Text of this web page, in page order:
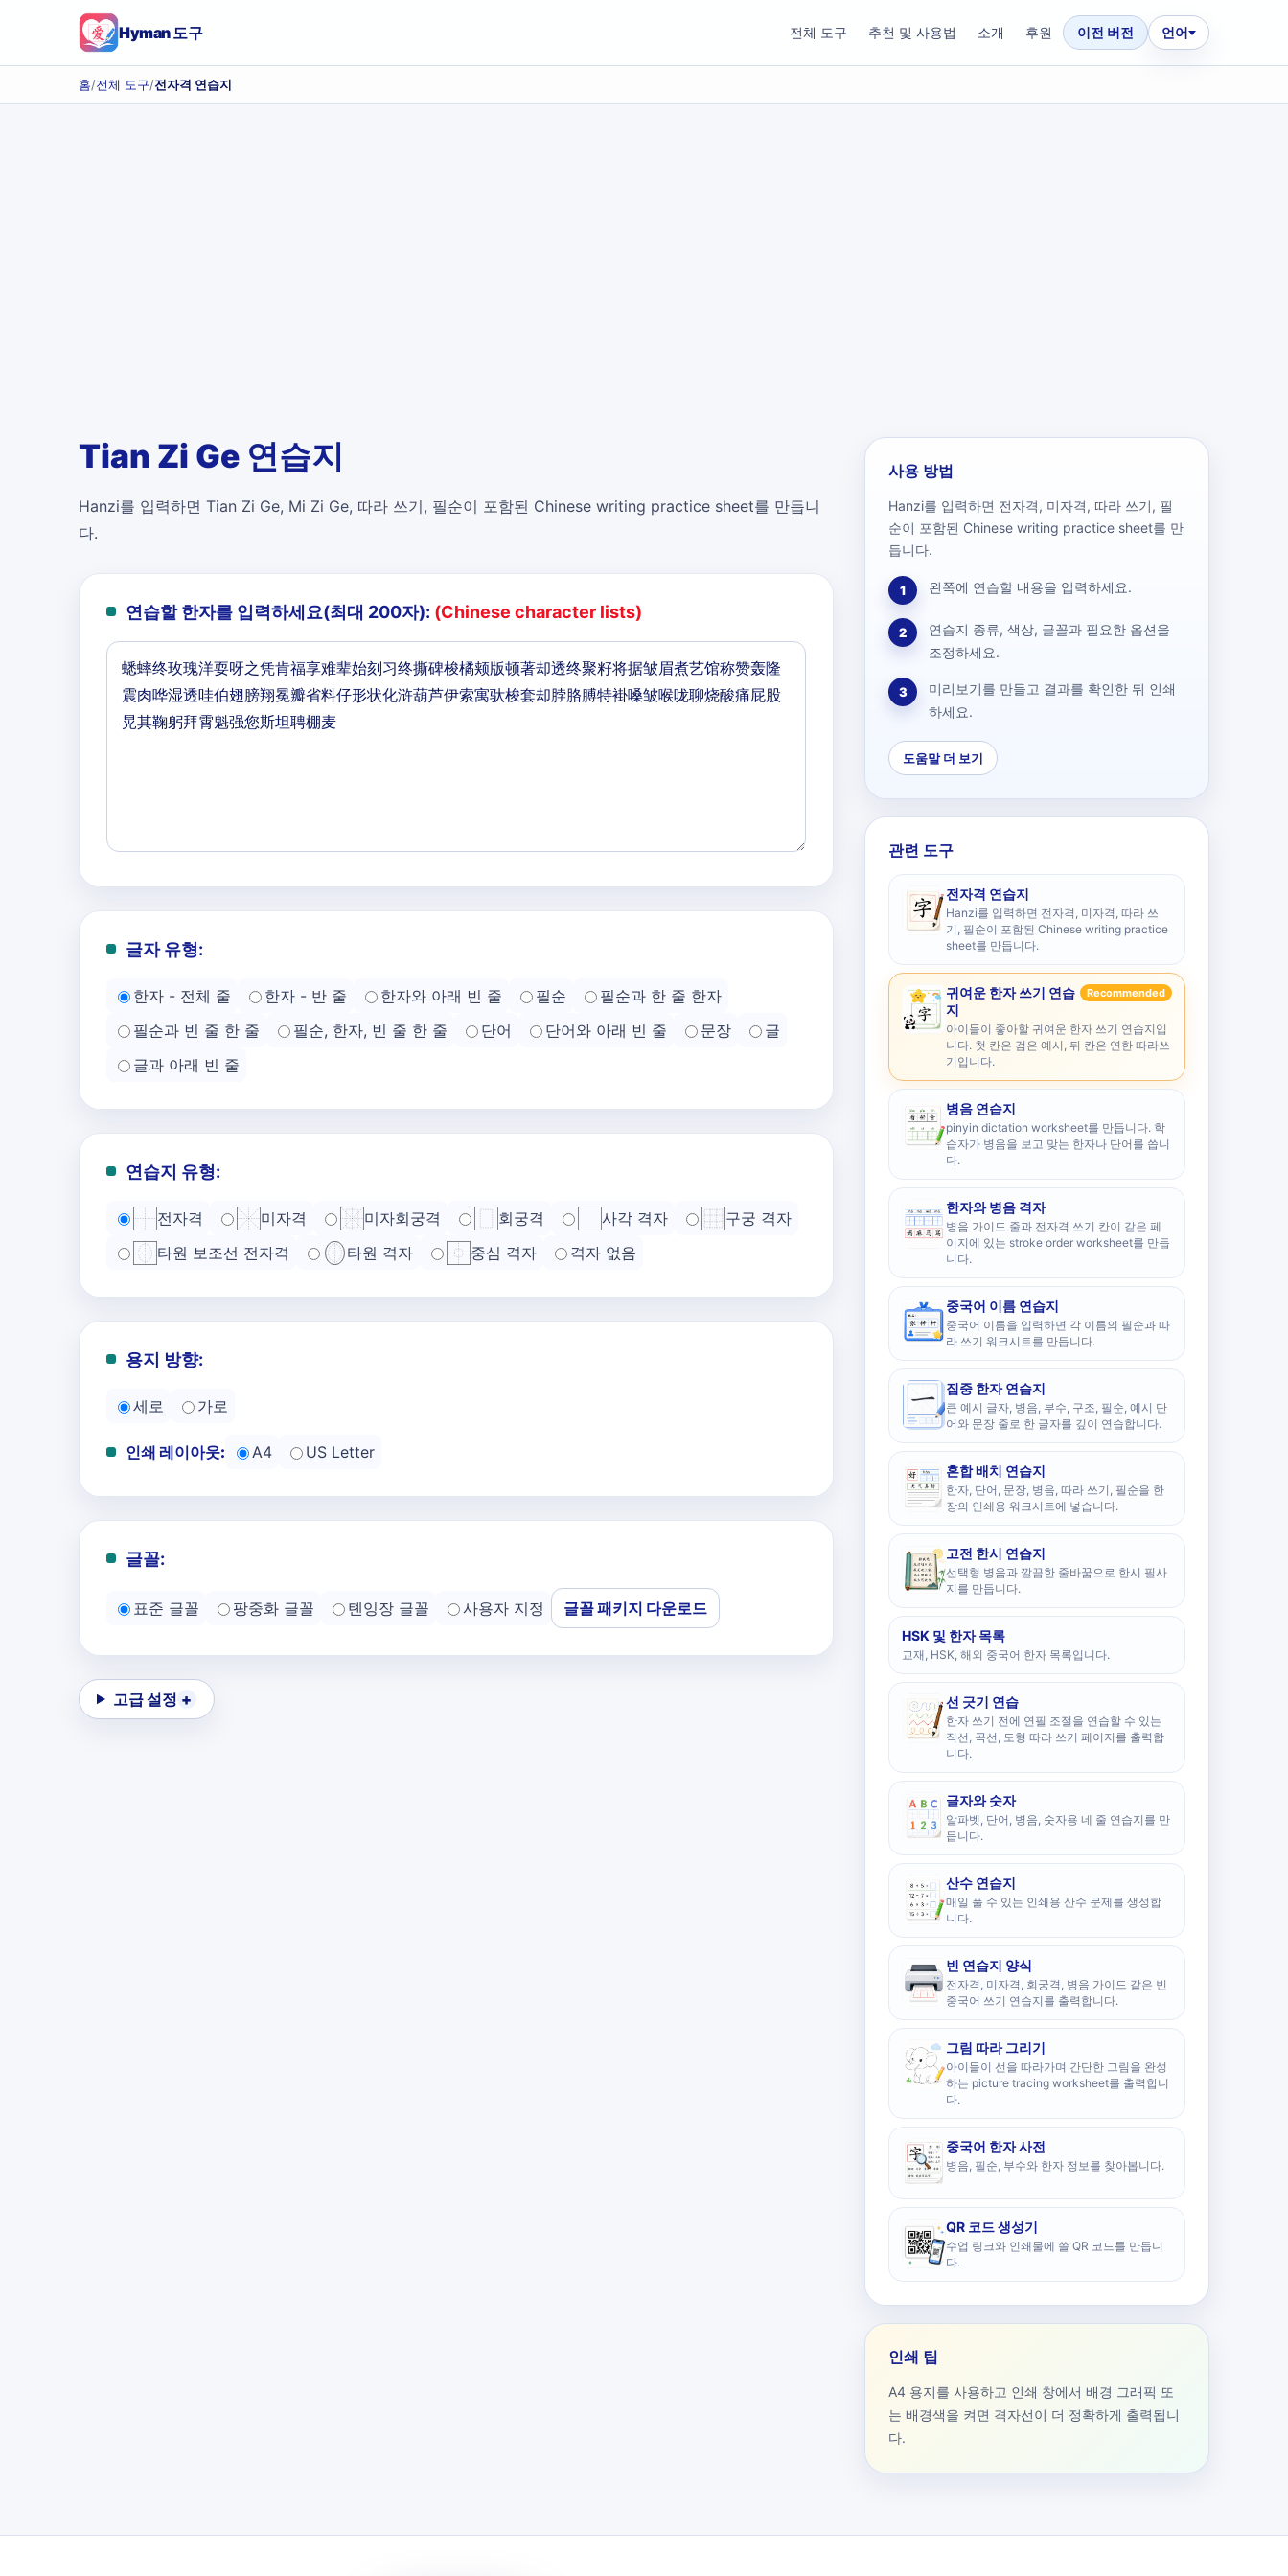
Hyman 도구 전체 도구 추천 및 사용법 소개 후원 이전 버전 언어
홈/전체 도구/전자격 연습지
Tian Zi Ge 연습지
Hanzi를 입력하면 Tian Zi Ge, Mi Zi Ge, 따라 쓰기, 필순이 포함된 Chinese writing practice sheet를 만듭니
다.
연습할 한자를 입력하세요(최대 200자): (Chinese character lists)
글자 유형:
한자 - 전체 줄 한자 - 반 줄 한자와 아래 빈 줄 필순
필순과 한 줄 한자
필순과 빈 줄 한 줄
필순, 한자, 빈 줄 한 줄 단어 단어와 아래 빈 줄 문장
글
글과 아래 빈 줄
연습지 유형:
전자격 미자격 미자회궁격 회궁격 사각 격자
구궁 격자
타원 보조선 전자격
타원 격자 중심 격자 격자 없음
용지 방향:
세로 가로
인쇄 레이아웃: A4 US Letter
글꼴:
표준 글꼴 팡중화 글꼴 톈잉장 글꼴 사용자 지정 글꼴 패키지 다운로드
고급 설정
사용 방법
Hanzi를 입력하면 전자격, 미자격, 따라 쓰기, 필
순이 포함된 Chinese writing practice sheet를 만
듭니다.
1 왼쪽에 연습할 내용을 입력하세요.
2
연습지 종류, 색상, 글꼴과 필요한 옵션을
조정하세요.
3
미리보기를 만들고 결과를 확인한 뒤 인쇄
하세요.
도움말 더 보기
관련 도구
전자격 연습지
Hanzi를 입력하면 전자격, 미자격, 따라 쓰
기, 필순이 포함된 Chinese writing practice
sheet를 만듭니다.
귀여운 한자 쓰기 연습
지
Recommended
아이들이 좋아할 귀여운 한자 쓰기 연습지입
니다. 첫 칸은 검은 예시, 뒤 칸은 연한 따라쓰
기입니다.
병음 연습지
pinyin dictation worksheet를 만듭니다. 학
습자가 병음을 보고 맞는 한자나 단어를 씁니
다.
한자와 병음 격자
병음 가이드 줄과 전자격 쓰기 칸이 같은 페
이지에 있는 stroke order worksheet를 만듭
니다.
중국어 이름 연습지
중국어 이름을 입력하면 각 이름의 필순과 따
라 쓰기 워크시트를 만듭니다.
집중 한자 연습지
큰 예시 글자, 병음, 부수, 구조, 필순, 예시 단
어와 문장 줄로 한 글자를 깊이 연습합니다.
혼합 배치 연습지
한자, 단어, 문장, 병음, 따라 쓰기, 필순을 한
장의 인쇄용 워크시트에 넣습니다.
고전 한시 연습지
선택형 병음과 깔끔한 줄바꿈으로 한시 필사
지를 만듭니다.
HSK 및 한자 목록
교재, HSK, 해외 중국어 한자 목록입니다.
선 긋기 연습
한자 쓰기 전에 연필 조절을 연습할 수 있는
직선, 곡선, 도형 따라 쓰기 페이지를 출력합
니다.
글자와 숫자
알파벳, 단어, 병음, 숫자용 네 줄 연습지를 만
듭니다.
산수 연습지
매일 풀 수 있는 인쇄용 산수 문제를 생성합
니다.
빈 연습지 양식
전자격, 미자격, 회궁격, 병음 가이드 같은 빈
중국어 쓰기 연습지를 출력합니다.
그림 따라 그리기
아이들이 선을 따라가며 간단한 그림을 완성
하는 picture tracing worksheet를 출력합니
다.
중국어 한자 사전
병음, 필순, 부수와 한자 정보를 찾아봅니다.
QR 코드 생성기
수업 링크와 인쇄물에 쓸 QR 코드를 만듭니
다.
인쇄 팁
A4 용지를 사용하고 인쇄 창에서 배경 그래픽 또
는 배경색을 켜면 격자선이 더 정확하게 출력됩니
다.